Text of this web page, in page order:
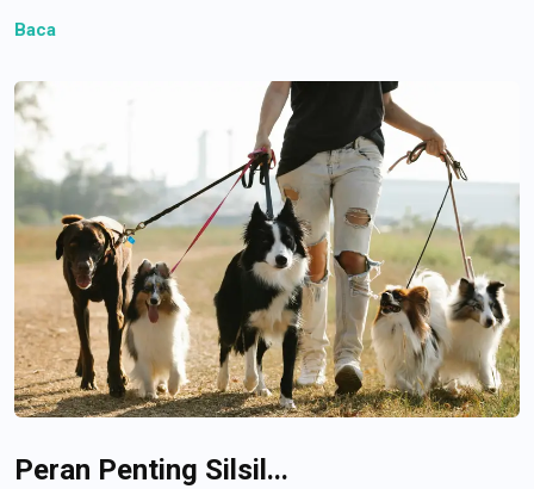
Baca
Peran Penting Silsil...